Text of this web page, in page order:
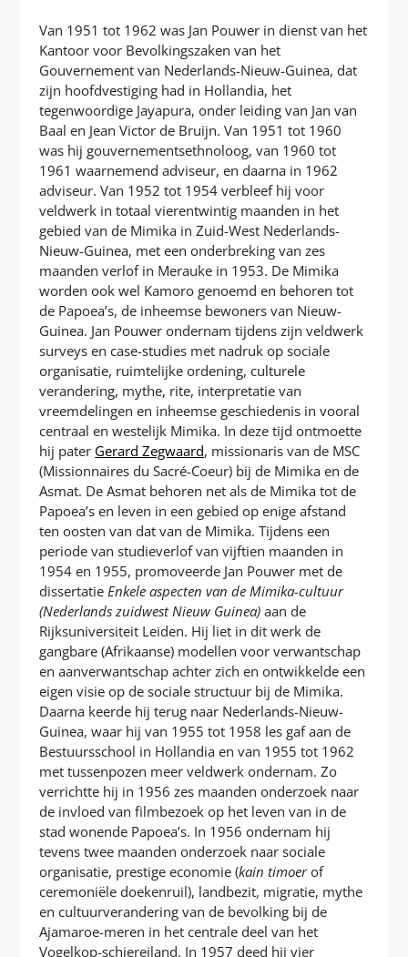
Van 1951 tot 1962 was Jan Pouwer in dienst van het
Kantoor voor Bevolkingszaken van het
Gouvernement van Nederlands-Nieuw-Guinea, dat
zijn hoofdvestiging had in Hollandia, het
tegenwoordige Jayapura, onder leiding van Jan van
Baal en Jean Victor de Bruijn. Van 1951 tot 1960
was hij gouvernementsethnoloog, van 1960 tot
1961 waarnemend adviseur, en daarna in 1962
adviseur. Van 1952 tot 1954 verbleef hij voor
veldwerk in totaal vierentwintig maanden in het
gebied van de Mimika in Zuid-West Nederlands-
Nieuw-Guinea, met een onderbreking van zes
maanden verlof in Merauke in 1953. De Mimika
worden ook wel Kamoro genoemd en behoren tot
de Papoea’s, de inheemse bewoners van Nieuw-
Guinea. Jan Pouwer ondernam tijdens zijn veldwerk
surveys en case-studies met nadruk op sociale
organisatie, ruimtelijke ordening, culturele
verandering, mythe, rite, interpretatie van
vreemdelingen en inheemse geschiedenis in vooral
centraal en westelijk Mimika. In deze tijd ontmoette
hij pater Gerard Zegwaard, missionaris van de MSC
(Missionnaires du Sacré-Coeur) bij de Mimika en de
Asmat. De Asmat behoren net als de Mimika tot de
Papoea’s en leven in een gebied op enige afstand
ten oosten van dat van de Mimika. Tijdens een
periode van studieverlof van vijftien maanden in
1954 en 1955, promoveerde Jan Pouwer met de
dissertatie Enkele aspecten van de Mimika-cultuur
(Nederlands zuidwest Nieuw Guinea) aan de
Rijksuniversiteit Leiden. Hij liet in dit werk de
gangbare (Afrikaanse) modellen voor verwantschap
en aanverwantschap achter zich en ontwikkelde een
eigen visie op de sociale structuur bij de Mimika.
Daarna keerde hij terug naar Nederlands-Nieuw-
Guinea, waar hij van 1955 tot 1958 les gaf aan de
Bestuursschool in Hollandia en van 1955 tot 1962
met tussenpozen meer veldwerk ondernam. Zo
verrichtte hij in 1956 zes maanden onderzoek naar
de invloed van filmbezoek op het leven van in de
stad wonende Papoea’s. In 1956 ondernam hij
tevens twee maanden onderzoek naar sociale
organisatie, prestige economie (kain timoerof
ceremoniële doekenruil), landbezit, migratie, mythe
en cultuurverandering van de bevolking bij de
Ajamaroe-meren in het centrale deel van het
Vogelkop-schiereiland. In 1957 deed hij vier